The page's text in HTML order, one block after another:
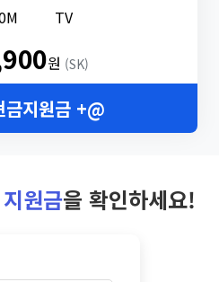
TV
원 (SK)
지원금 +@
원금을 확인하세요!